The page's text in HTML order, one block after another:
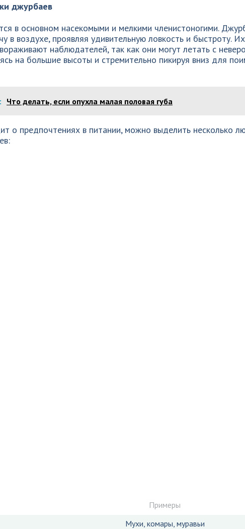
джурбаев
в основном насекомыми и мелкими членистоногими.
в воздухе, проявляя удивительную ловкость и быстроту. Их
наблюдателей, так как они могут летать с
на большие высоты и стремительно пикируя вниз для
Что делать, если опухла малая половая губа
о предпочтениях в питании, можно выделить несколько
Примеры
Мухи, комары, муравьи